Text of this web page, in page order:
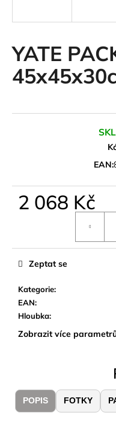
YATE
EAN:
2 068 Kč
Kategorie:
EAN:
Hloubka:
Zobrazit více
Zeptat se
POPIS FOTKY
í
t
?
D
r
u
u
e
25
BĚŽECKÉ
TRAILOVÉ